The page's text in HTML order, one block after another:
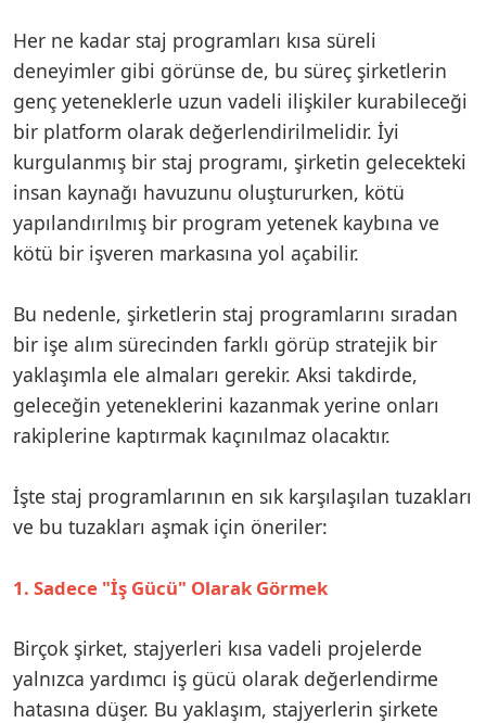
Her ne kadar staj programları kısa süreli
deneyimler gibi görünse de, bu süreç şirketlerin
genç yeteneklerle uzun vadeli ilişkiler kurabileceği
bir platform olarak değerlendirilmelidir. İyi
kurgulanmış bir staj programı, şirketin gelecekteki
insan kaynağı havuzunu oluştururken, kötü
yapılandırılmış bir program yetenek kaybına ve
kötü bir işveren markasına yol açabilir.
Bu nedenle, şirketlerin staj programlarını sıradan
bir işe alım sürecinden farklı görüp stratejik bir
yaklaşımla ele almaları gerekir. Aksi takdirde,
geleceğin yeteneklerini kazanmak yerine onları
rakiplerine kaptırmak kaçınılmaz olacaktır.
İşte staj programlarının en sık karşılaşılan tuzakları
ve bu tuzakları aşmak için öneriler:
1. Sadece "İş Gücü" Olarak Görmek
Birçok şirket, stajyerleri kısa vadeli projelerde
yalnızca yardımcı iş gücü olarak değerlendirme
hatasına düşer. Bu yaklaşım, stajyerlerin şirkete